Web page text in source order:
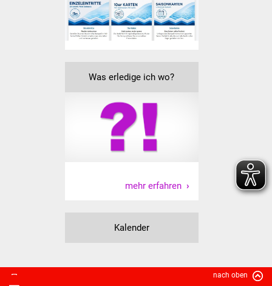
Volkshochschule
Soziale Einrichtungen
Jugendhaus
Fachteam Jugend
Familienzentrum
Was erledige ich wo?
mehr erfahren
Kalender
nach oben